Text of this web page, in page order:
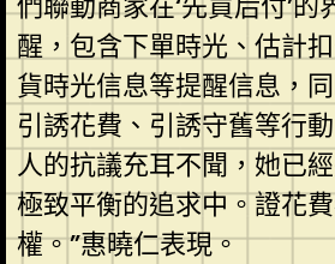
醒，包含下單時光、估計
貨時光信息等提醒信息，
引誘花費、引誘守舊等行
人的抗議充耳不聞，她已
極致平衡的追求中。證花
權。”惠曉仁表現。